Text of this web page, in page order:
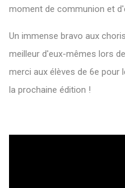
moment de communion et
Un immense bravo aux
meilleur d'eux-mêmes lors
merci aux élèves de 6e pour
la prochaine édition !